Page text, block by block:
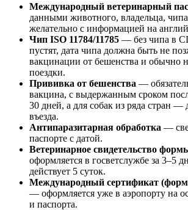
Международный ветеринарный
данными животного, владельца,
желательно с информацией на
Чип ISO 11784/11785 — без чипа в
пустят, дата чипа должна быть не
вакцинации от бешенства и обычно
поездки.
Прививка от бешенства —
вакцина, с выдержанным сроком
30 дней, а для собак из ряда стран —
въезда.
Антипаразитарная обработка —
паспорте с датой.
Ветеринарное свидетельство
оформляется в госветслужбе за 3–5
действует 5 суток.
Международный сертификат
— оформляется уже в аэропорту на
и паспорта.